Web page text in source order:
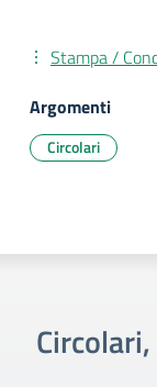
Stampa /
Argomenti
Circolari